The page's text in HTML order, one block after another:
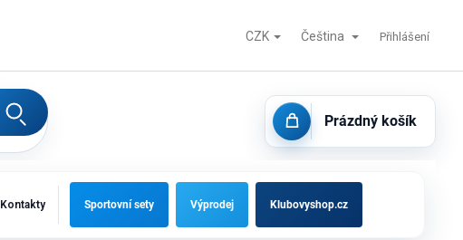
Fotbalové branky, střídačky a vybavení hřišť Kontakty
CZK Čeština Přihlášení
NÁKUPNÍ
KOŠÍK
Prázdný košík
Kontakty Sportovní sety Výprodej Klubovyshop.cz